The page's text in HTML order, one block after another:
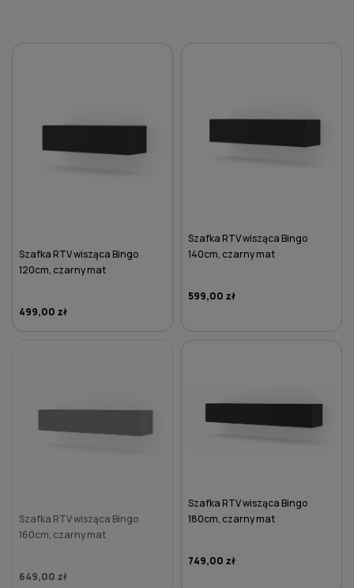
Szafka RTV wisząca Bingo
120cm, czarny mat
499,00 zł
Szafka RTV wisząca Bingo
140cm, czarny mat
599,00 zł
Szafka RTV wisząca Bingo
160cm, czarny mat
649,00 zł
Szafka RTV wisząca Bingo
180cm, czarny mat
749,00 zł